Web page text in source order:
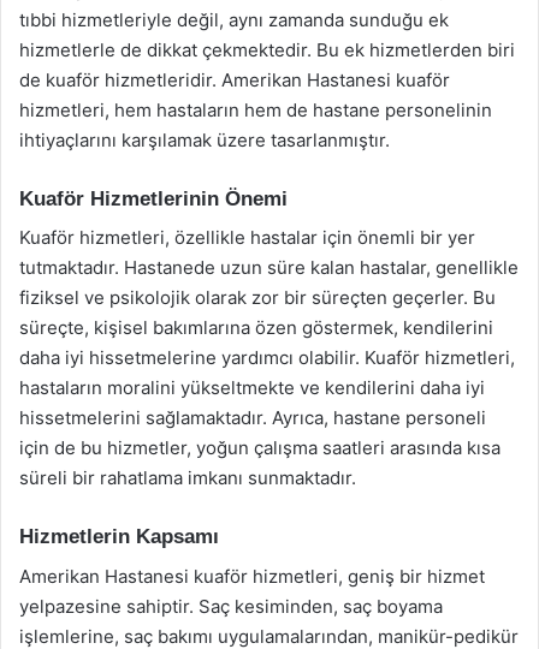
tıbbi hizmetleriyle değil, aynı zamanda sunduğu ek
hizmetlerle de dikkat çekmektedir. Bu ek hizmetlerden biri
de kuaför hizmetleridir. Amerikan Hastanesi kuaför
hizmetleri, hem hastaların hem de hastane personelinin
ihtiyaçlarını karşılamak üzere tasarlanmıştır.
Kuaför Hizmetlerinin Önemi
Kuaför hizmetleri, özellikle hastalar için önemli bir yer
tutmaktadır. Hastanede uzun süre kalan hastalar, genellikle
fiziksel ve psikolojik olarak zor bir süreçten geçerler. Bu
süreçte, kişisel bakımlarına özen göstermek, kendilerini
daha iyi hissetmelerine yardımcı olabilir. Kuaför hizmetleri,
hastaların moralini yükseltmekte ve kendilerini daha iyi
hissetmelerini sağlamaktadır. Ayrıca, hastane personeli
için de bu hizmetler, yoğun çalışma saatleri arasında kısa
süreli bir rahatlama imkanı sunmaktadır.
Hizmetlerin Kapsamı
Amerikan Hastanesi kuaför hizmetleri, geniş bir hizmet
yelpazesine sahiptir. Saç kesiminden, saç boyama
işlemlerine, saç bakımı uygulamalarından, manikür-pedikür